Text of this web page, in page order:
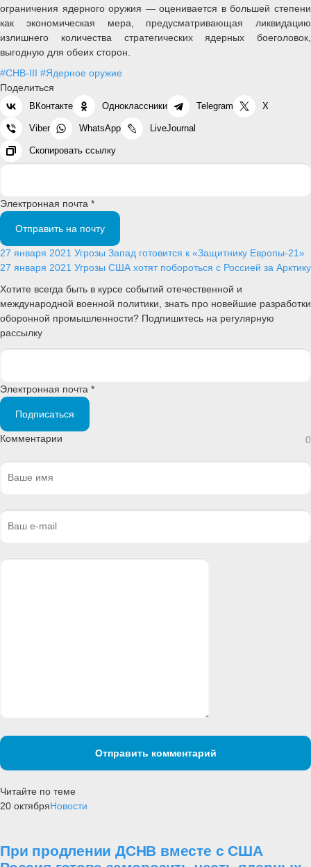
ограничения ядерного оружия — оценивается в большей степени
как экономическая мера, предусматривающая ликвидацию
излишнего количества стратегических ядерных боеголовок,
выгодную для обеих сторон.
#СНВ-III #Ядерное оружие
Поделиться
ВКонтакте Одноклассники Telegram X
Viber WhatsApp LiveJournal
Скопировать ссылку
Электронная почта *
Отправить на почту
27 января 2021 Угрозы Запад готовится к «Защитнику Европы-21»
27 января 2021 Угрозы США хотят побороться с Россией за Арктику
Хотите всегда быть в курсе событий отечественной и
международной военной политики, знать про новейшие разработки
оборонной промышленности? Подпишитесь на регулярную
рассылку
Электронная почта *
Подписаться
Комментарии 0
Отправить комментарий
Читайте по теме
20 октябряНовости
При продлении ДСНВ вместе с США